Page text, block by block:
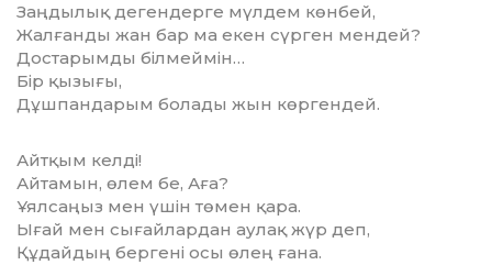
Заңдылық дегендерге мүлдем көнбей,
Жалғанды жан бар ма екен сүрген мендей?
Достарымды білмеймін…
Бір қызығы,
Дұшпандарым болады жын көргендей.
Айтқым келді!
Айтамын, өлем бе, Аға?
Ұялсаңыз мен үшін төмен қара.
Ығай мен сығайлардан аулақ жүр деп,
Құдайдың бергені осы өлең ғана.